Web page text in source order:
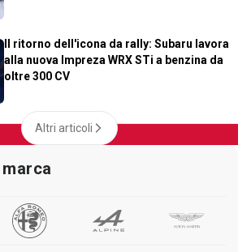
Il ritorno dell'icona da rally: Subaru lavora
alla nuova Impreza WRX STi a benzina da
oltre 300 CV
Altri articoli